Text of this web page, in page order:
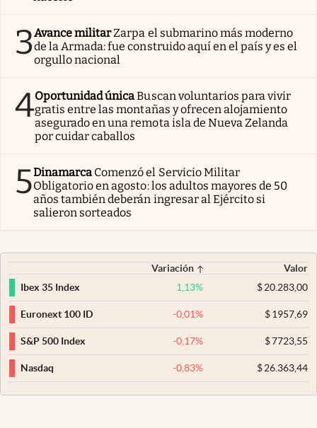
3Avance militarZarpa el submarino más moderno
de la Armada: fue construido aquí en el país y es el
orgullo nacional
4Oportunidad únicaBuscan voluntarios para vivir
gratis entre las montañas y ofrecen alojamiento
asegurado en una remota isla de Nueva Zelanda
por cuidar caballos
5Dinamarca Comenzó el Servicio Militar
Obligatorio en agosto: los adultos mayores de 50
años también deberán ingresar al Ejército si
salieron sorteados
Variación
Valor
Ibex 35 Index
1,13% $20.283,00
Euronext 100 ID -0,01% $1957,69
S&P 500 Index -0,17% $7723,55
Nasdaq -0,83% $26.363,44